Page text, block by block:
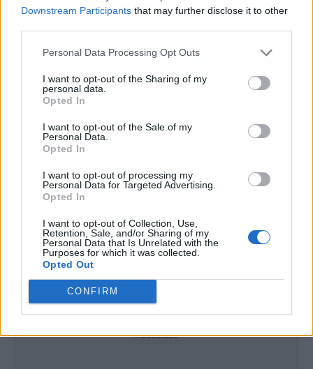
Downstream Participants that may further disclose it to other
Personal Data Processing Opt Outs
I want to opt-out of the Sharing of my
personal data.
Opted In
I want to opt-out of the Sale of my
Personal Data.
Opted In
I want to opt-out of processing my
Personal Data for Targeted Advertising.
Opted In
I want to opt-out of Collection, Use,
Retention, Sale, and/or Sharing of my
Personal Data that Is Unrelated with the
Purposes for which it was collected.
Opted Out
CONFIRM
Democrática? Registro
Civil lo explica
Publicidad